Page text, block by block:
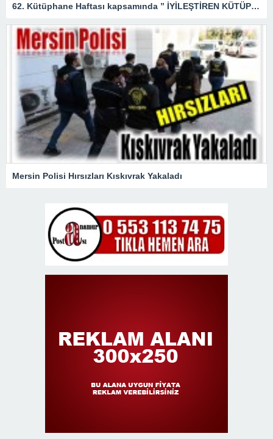
62. Kütüphane Haftası kapsamında ” İYİLEŞTİREN KÜTÜPHANELER ” etkinliği düzenlendi.
Mersin Polisi Hırsızları Kıskıvrak Yakaladı